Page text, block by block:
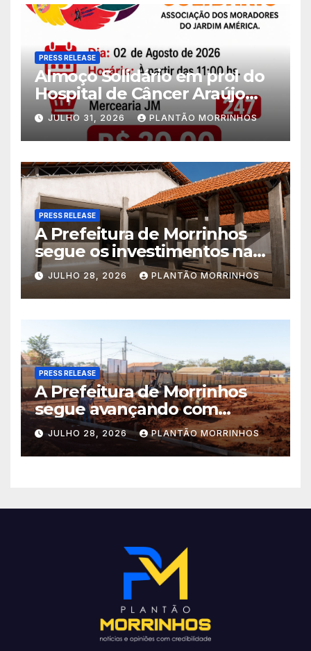
PRESS RELEASE
Almoço Solidário em prol do
Hospital de Câncer Araújo
Jorge é realizado no Jardim
América
JULHO 31, 2026 PLANTÃO MORRINHOS
PRESS RELEASE
A Prefeitura de Morrinhos
segue os investimentos na
educação. A obra da Escola
Municipal Eudóxio de
Figueiredo avança em ritmo
acelerado e já ganha forma.
JULHO 28, 2026 PLANTÃO MORRINHOS
PRESS RELEASE
A Prefeitura de Morrinhos
segue avançando com
importantes investimentos
no Setor Arca de Noé.
JULHO 28, 2026 PLANTÃO MORRINHOS